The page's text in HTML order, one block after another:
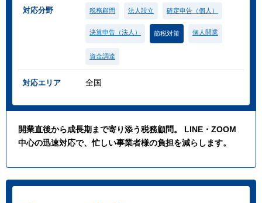
対応分野 税務顧問 法人設立 確定申告（個人）
決算申告（法人） 節税対策 個人開業
資金調達
対応エリア 全国
開業直後から成長期まで寄り添う税務顧問。 LINE・ZOOM
中心の迅速対応で、忙しい事業者様の負担を減らします。